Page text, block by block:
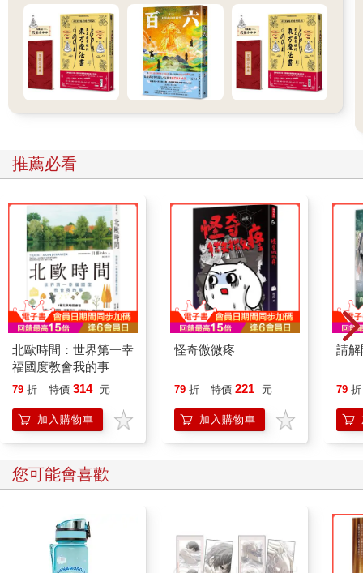
推薦必看
北歐時間：世界第一幸
福國度教會我的事
79 折 特價 314 元
加入購物車
怪奇微微疼
79 折 特價 221 元
加入購物車
請解
79 折
您可能會喜歡